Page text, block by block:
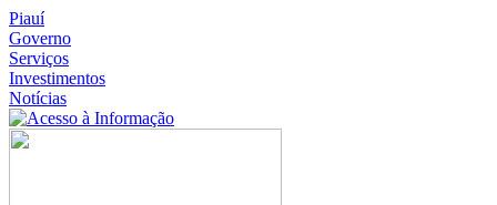
Piauí
Governo
Serviços
Investimentos
Notícias